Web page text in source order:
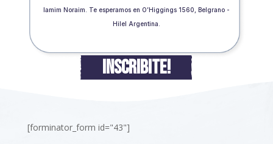
Iamim Noraim. Te esperamos en O’Higgings 1560, Belgrano -
Hilel Argentina.
INSCRIBITE!
[forminator_form id="43"]